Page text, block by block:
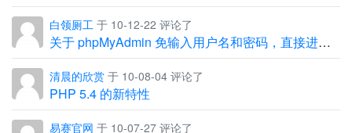
白领厕工 于 10-12-22 评论了
关于 phpMyAdmin 免输入用户名和密码，直接进入管理界面
清晨的欣赏 于 10-08-04 评论了
PHP 5.4 的新特性
易赛官网 于 10-07-27 评论了